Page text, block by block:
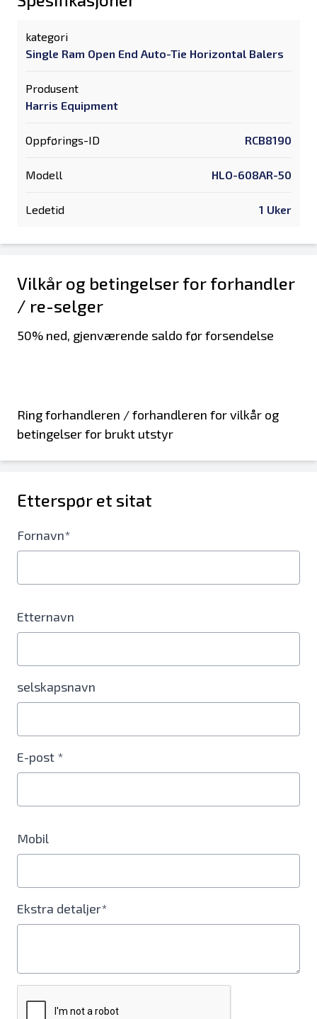
kategori
Single Ram Open End Auto-Tie Horizontal Balers
Produsent
Harris Equipment
Oppførings-ID RCB8190
Modell HLO-608AR-50
Ledetid 1 Uker
Vilkår og betingelser for forhandler
/ re-selger
50% ned, gjenværende saldo før forsendelse
Ring forhandleren / forhandleren for vilkår og
betingelser for brukt utstyr
Etterspør et sitat
Fornavn*
Etternavn
selskapsnavn
E-post *
Mobil
Ekstra detaljer*